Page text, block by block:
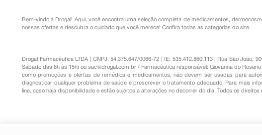
Bem-vindo à Drogal! Aqui, você encontra uma seleção completa de medicamentos ,
nossas ofertas e descubra o cuidado que você merece! Confira todas as categorias do site.
Drogal Farmacêutica LTDA | CNPJ: 54.375.647/0066-72 | IE: 535.412.860.113 | Rua São
Sábado das 8h às 15h) ousac@drogal.com.br / Farmacêutica responsável: Giovanna do
como promoções e ofertas de remédios e medicamentos, não devem ser usadas para
diagnosticar qualquer problema de saúde e prescrever o tratamento adequado. Para mais
line, caso haja disponibilidade e estão sujeitos a alterações no decorrer do dia. Todos os direitos